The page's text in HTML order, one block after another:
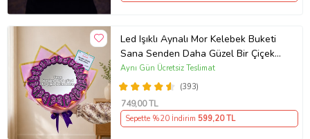
Led Işıklı Aynalı Mor Kelebek Buketi
Sana Senden Daha Güzel Bir Çiçek
Bulamadım Ayna Buket Sevgiliye
Hediye
(393)
Aynı Gün Ücretsiz Teslimat
749,00 TL
Sepette %20 İndirim 599,20 TL